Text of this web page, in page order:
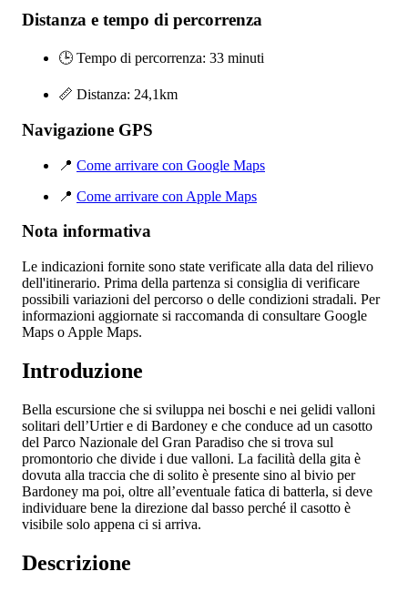
Distanza e tempo di percorrenza
🕒 Tempo di percorrenza: 33 minuti
📏 Distanza: 24,1km
Navigazione GPS
📍 Come arrivare con Google Maps
📍 Come arrivare con Apple Maps
Nota informativa
Le indicazioni fornite sono state verificate alla data del rilievo
dell'itinerario. Prima della partenza si consiglia di verificare
possibili variazioni del percorso o delle condizioni stradali. Per
informazioni aggiornate si raccomanda di consultare Google
Maps o Apple Maps.
Introduzione
Bella escursione che si sviluppa nei boschi e nei gelidi valloni
solitari dell’Urtier e di Bardoney e che conduce ad un casotto
del Parco Nazionale del Gran Paradiso che si trova sul
promontorio che divide i due valloni. La facilità della gita è
dovuta alla traccia che di solito è presente sino al bivio per
Bardoney ma poi, oltre all’eventuale fatica di batterla, si deve
individuare bene la direzione dal basso perché il casotto è
visibile solo appena ci si arriva.
Descrizione